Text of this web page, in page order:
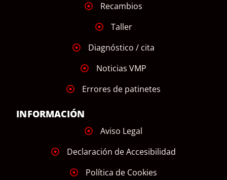
Recambios
Taller
Diagnóstico / cita
Noticias VMP
Errores de patinetes
INFORMACIÓN
Aviso Legal
Declaración de Accesibilidad
Política de Cookies